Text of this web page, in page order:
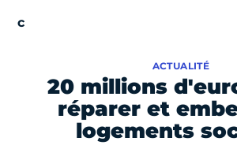
20 millions
réparer et
logements
ACTUALITÉ